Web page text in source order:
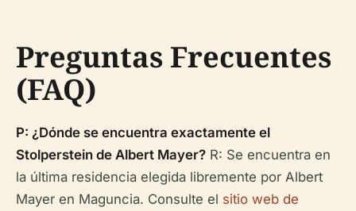
Preguntas Frecuentes
(FAQ)
P: ¿Dónde se encuentra exactamente el
Stolperstein de Albert Mayer? R: Se encuentra en
la última residencia elegida libremente por Albert
Mayer en Maguncia. Consulte el sitio web de